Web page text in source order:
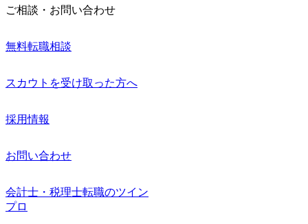
ご相談・お問い合わせ
無料転職相談
スカウトを受け取った方へ
採用情報
お問い合わせ
会計士・税理士転職のツイン
プロ